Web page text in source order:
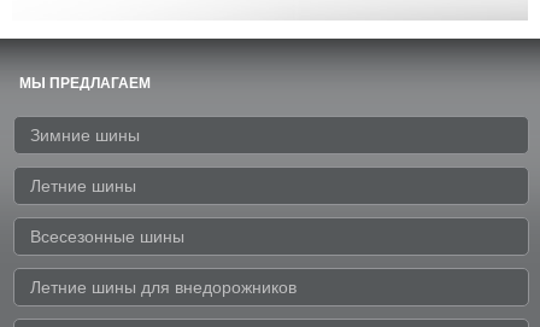
МЫ ПРЕДЛАГАЕМ
Зимние шины
Летние шины
Всесезонные шины
Летние шины для внедорожников